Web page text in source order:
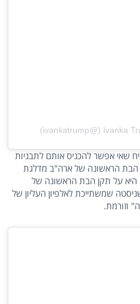
שאי אפשר להכניס אותם לתבניות
הבת הראשונה של ארה"ב מדלגת
היא על תקן הבת הראשונה של
שמשתייכת לאלפיון העליון של
וזורמת.